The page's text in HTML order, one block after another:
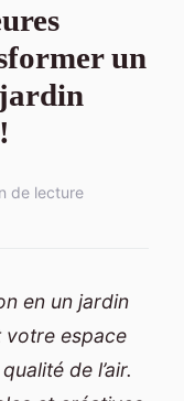
un
de lecture
en un jardin
votre espace
de l’air.